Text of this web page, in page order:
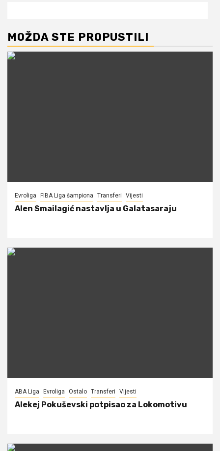
MOŽDA STE PROPUSTILI
Evroliga FIBA Liga šampiona Transferi Vijesti
Alen Smailagić nastavlja u Galatasaraju
ABA Liga Evroliga Ostalo Transferi Vijesti
Alekej Pokuševski potpisao za Lokomotivu